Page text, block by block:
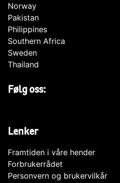
Norway
Pakistan
Philippines
Southern Africa
Sweden
Thailand
Følg oss:
Lenker
Framtiden i våre hender
Forbrukerrådet
Personvern og brukervilkår